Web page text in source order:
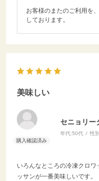
お客様のまたのご利用を
しております。
美味しい
セニョリー
年代:50代 性
いろんなところの冷凍クロ
ッサンが一番美味しいです。